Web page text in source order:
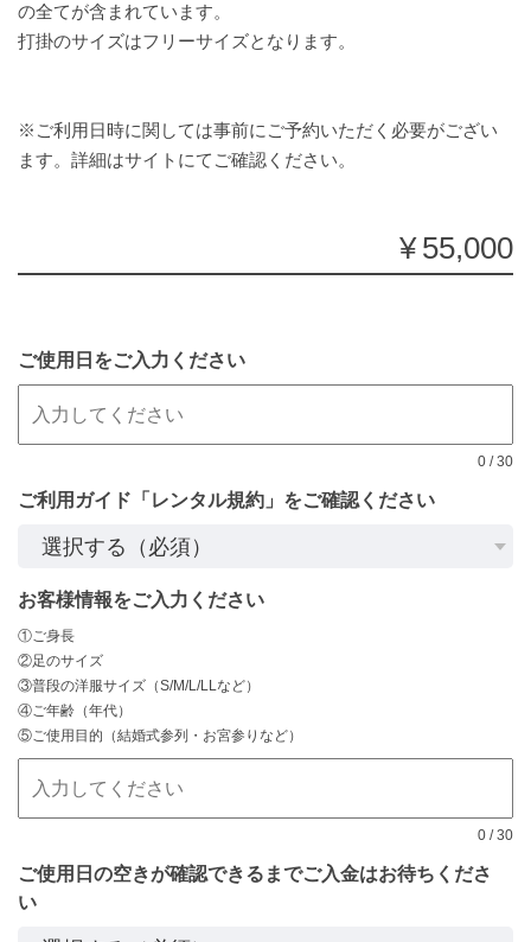
の全てが含まれています。
打掛のサイズはフリーサイズとなります。
※ご利用日時に関しては事前にご予約いただく必要がござい
ます。詳細はサイトにてご確認ください。
¥55,000
ご使用日をご入力ください
0 /30
ご利用ガイド「レンタル規約」をご確認ください
お客様情報をご入力ください
①ご身長
②足のサイズ
③普段の洋服サイズ（S/M/L/LLなど）
④ご年齢（年代）
⑤ご使用目的（結婚式参列・お宮参りなど）
0 /30
ご使用日の空きが確認できるまでご入金はお待ちくださ
い